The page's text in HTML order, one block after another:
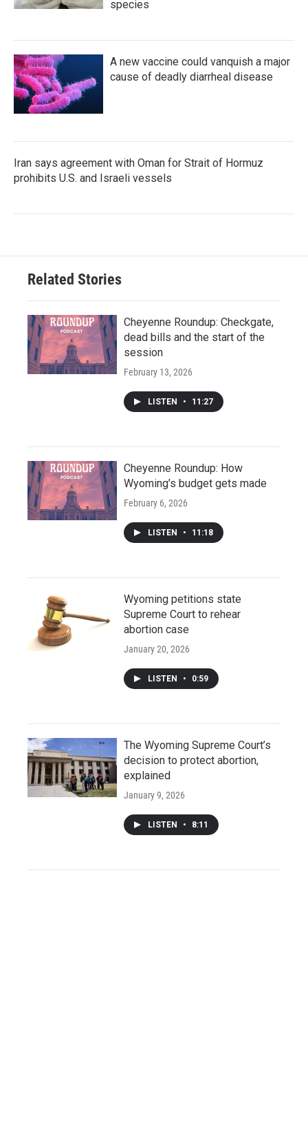
species
A new vaccine could vanquish a major
cause of deadly diarrheal disease
Iran says agreement with Oman for Strait of Hormuz
prohibits U.S. and Israeli vessels
Related Stories
Cheyenne Roundup: Checkgate,
dead bills and the start of the
session
February 13, 2026
LISTEN • 11:27
Cheyenne Roundup: How
Wyoming’s budget gets made
February 6, 2026
LISTEN • 11:18
Wyoming petitions state
Supreme Court to rehear
abortion case
January 20, 2026
LISTEN • 0:59
The Wyoming Supreme Court’s
decision to protect abortion,
explained
January 9, 2026
LISTEN • 8:11